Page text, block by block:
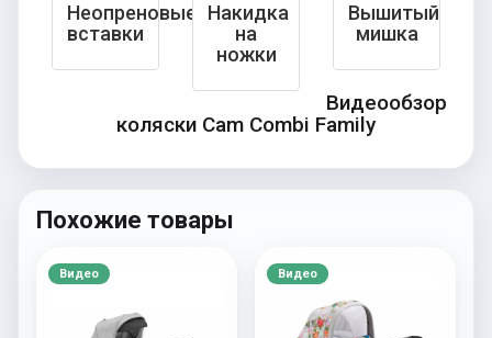
Неопреновые
вставки
Накидка
на
ножки
Вышитый
мишка
Видеообзор
коляски Cam Combi Family
Похожие товары
Видео Видео